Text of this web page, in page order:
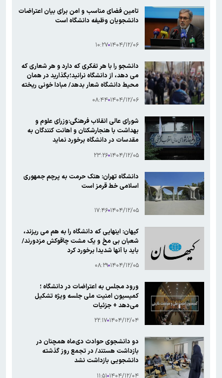
تامین فضای مناسب و امن برای بیان اعتراضات
دانشجویان وظیفه دانشگاه است
۱۴۰۴/۱۲/۰۶ ۱۰:۲۷
دانشجو را با هر تفکری که دارد و هر شعاری که
می دهد، از دانشگاه نرانید؛بگذارید در همان
محیط دانشگاه شعار بدهد/ مبادا خونی ریخته
۱۴۰۴/۱۲/۰۶ ۰۸:۴۴
شورای عالی انقلاب فرهنگی:وزرای علوم و
بهداشت با هنجارشکنان و اهانت کنندگان به
مقدسات در دانشگاه برخورد نماید
۱۴۰۴/۱۲/۰۵ ۲۳:۲۶
دانشگاه تهران: هتک حرمت به پرچم جمهوری
اسلامی خط قرمز است
۱۴۰۴/۱۲/۰۵ ۱۷:۴۶
کیهان: اینهایی که دانشگاه را به هم می ریزند،
شعبان بی مخ و یک مشت چاقوکش مزدورند/
باید با آنها شدیدا برخورد کرد
۱۴۰۴/۱۲/۰۵ ۰۸:۲۹
ورود مجلس به اعتراضات در دانشگاه ؛
کمیسیون امنیت ملی جلسه ویژه تشکیل
می‌دهد + جزئیات
۱۴۰۴/۱۲/۰۴ ۲۲:۱۷
دو دانشجوی حوادث دی‌ماه همچنان در
بازداشت هستند/ در تجمع روز گذشته
دانشجویی بازداشت نشد
۱۴۰۴/۱۲/۰۴ ۱۱:۵۱